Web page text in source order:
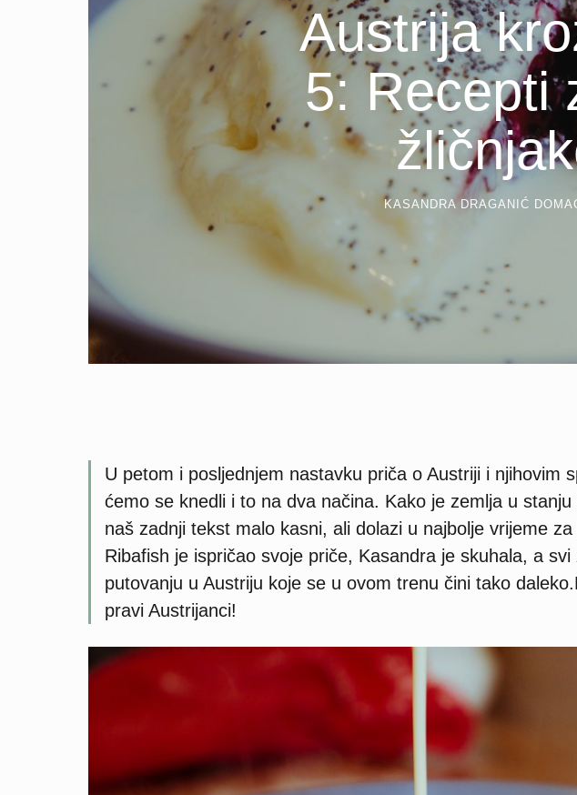
Austrija
5: Recepti
KASANDRA DRAGANIĆ
U petom i posljednjem nastavku priča o Austriji i njihovim
ćemo se knedli i to na dva načina. Kako je zemlja u
naš zadnji tekst malo kasni, ali dolazi u najbolje vrijeme za
Ribafish je ispričao svoje priče, Kasandra je skuhala, a
putovanju u Austriju koje se u ovom trenu čini tako
pravi Austrijanci!